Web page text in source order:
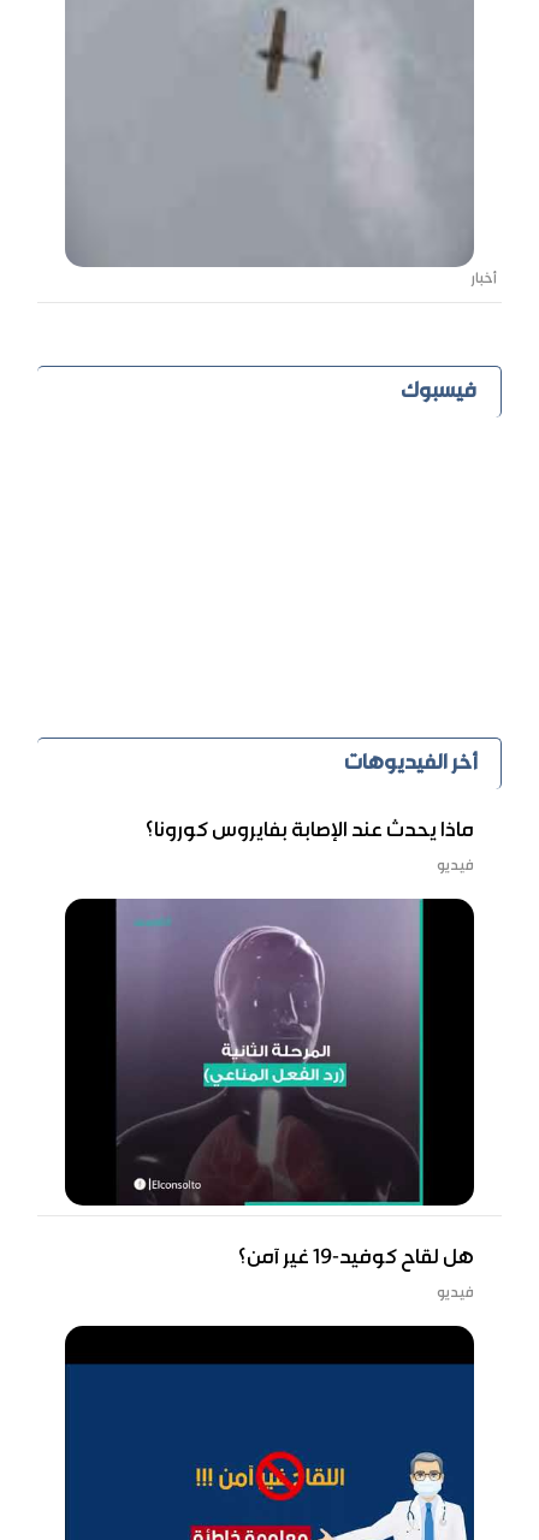
أخبار
فيسبوك
أخر الفيديوهات
ماذا يحدث عند الإصابة بفايروس كورونا؟
فيديو
هل لقاح كوفيد-19 غير آمن؟
فيديو